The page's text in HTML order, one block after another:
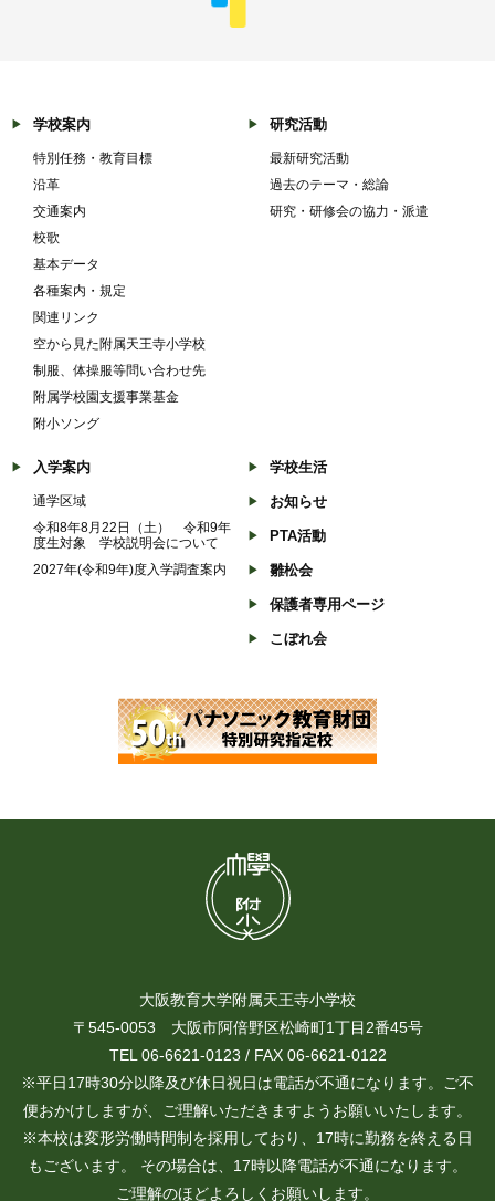
学校案内
特別任務・教育目標
沿革
交通案内
校歌
基本データ
各種案内・規定
関連リンク
空から見た附属天王寺小学校
制服、体操服等問い合わせ先
附属学校園支援事業基金
附小ソング
研究活動
最新研究活動
過去のテーマ・総論
研究・研修会の協力・派遣
入学案内
通学区域
令和8年8月22日（土） 令和9年
度生対象 学校説明会について
2027年(令和9年)度入学調査案内
学校生活
お知らせ
PTA活動
雛松会
保護者専用ページ
こぼれ会
大阪教育大学附属天王寺小学校
〒545-0053 大阪市阿倍野区松崎町1丁目2番45号
TEL 06-6621-0123 / FAX 06-6621-0122
※平日17時30分以降及び休日祝日は電話が不通になります。ご不
便おかけしますが、ご理解いただきますようお願いいたします。
※本校は変形労働時間制を採用しており、17時に勤務を終える日
もございます。 その場合は、17時以降電話が不通になります。
ご理解のほどよろしくお願いします。